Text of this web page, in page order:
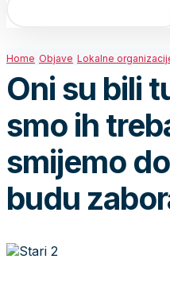
Home Objave Lokalne
Oni su bili
smo ih
smijemo
budu